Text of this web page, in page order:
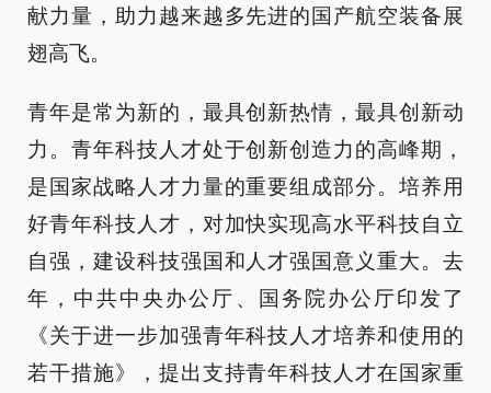
献力量，助力越来越多先进的国产航空装备展
翅高飞。
青年是常为新的，最具创新热情，最具创新动
力。青年科技人才处于创新创造力的高峰期，
是国家战略人才力量的重要组成部分。培养用
好青年科技人才，对加快实现高水平科技自立
自强，建设科技强国和人才强国意义重大。去
年，中共中央办公厅、国务院办公厅印发了
《关于进一步加强青年科技人才培养和使用的
若干措施》，提出支持青年科技人才在国家重